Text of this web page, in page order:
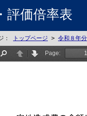
評価倍率表
： トップページ > 令和８年分